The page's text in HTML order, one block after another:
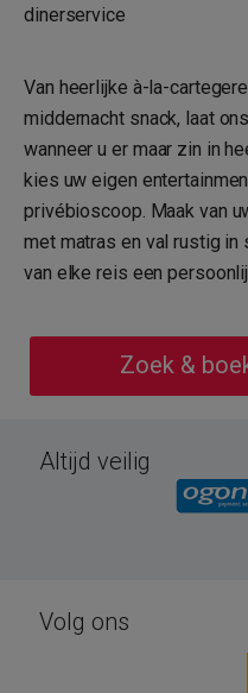
dinerservice
Van heerlijke à-la-
middernacht snack, laat
wanneer u er maar zin in
kies uw eigen
privébioscoop. Maak van
met matras en val rustig in
van elke reis een
Zoek &
Altijd veilig
Volg ons